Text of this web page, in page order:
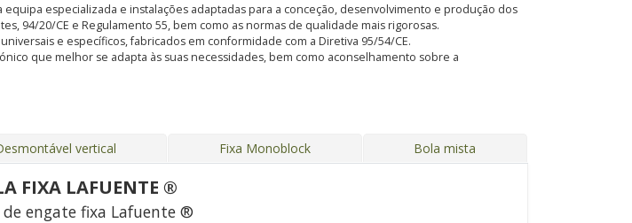
especializada e instalações adaptadas para a conceção, desenvolvimento e produção dos
94/20/CE e Regulamento 55, bem como as normas de qualidade mais rigorosas.
e específicos, fabricados em conformidade com a Diretiva 95/54/CE.
que melhor se adapta às suas necessidades, bem como aconselhamento sobre a
vertical Fixa Monoblock Bola mista
FIXA LAFUENTE ®
de engate fixa Lafuente ®